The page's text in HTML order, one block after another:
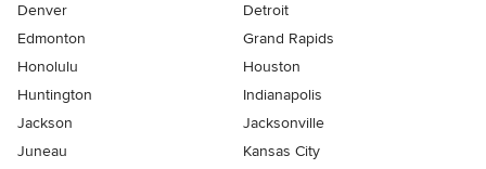
Denver
Detroit
Edmonton
Grand Rapids
Honolulu
Houston
Huntington
Indianapolis
Jackson
Jacksonville
Juneau
Kansas City